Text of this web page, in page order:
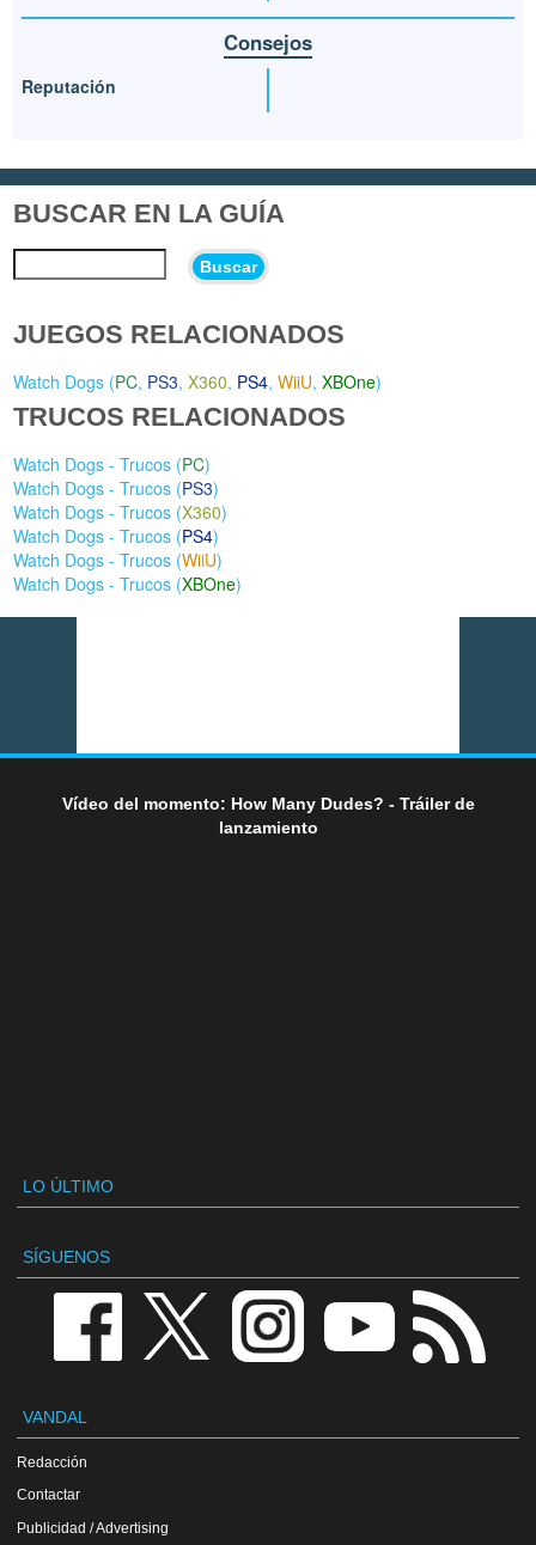
Consejos
Reputación
BUSCAR EN LA GUÍA
Buscar
JUEGOS RELACIONADOS
Watch Dogs (PC, PS3,X360, PS4,WiiU,XBOne)
TRUCOS RELACIONADOS
Watch Dogs - Trucos (PC)
Watch Dogs - Trucos (PS3)
Watch Dogs - Trucos (X360)
Watch Dogs - Trucos (PS4)
Watch Dogs - Trucos (WiiU)
Watch Dogs - Trucos (XBOne)
Vídeo del momento: How Many Dudes? - Tráiler de
lanzamiento
LO ÚLTIMO
SÍGUENOS
VANDAL
Redacción
Contactar
Publicidad / Advertising